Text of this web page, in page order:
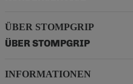
ÜBER STOMPGRIP
ÜBER STOMPGRIP
INFORMATIONEN